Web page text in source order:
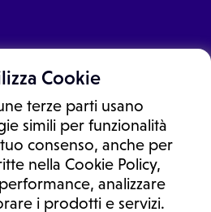
Cookie
terze parti usano
simili per funzionalità
consenso, anche per
nella Cookie Policy,
analizzare
i prodotti e servizi.
sito non sono un consulto medico.
sostituiscono un consulto, una
dal medico. Non si devono considerare
suggerimenti per la formulazione di
di un trattamento o l'assunzione o